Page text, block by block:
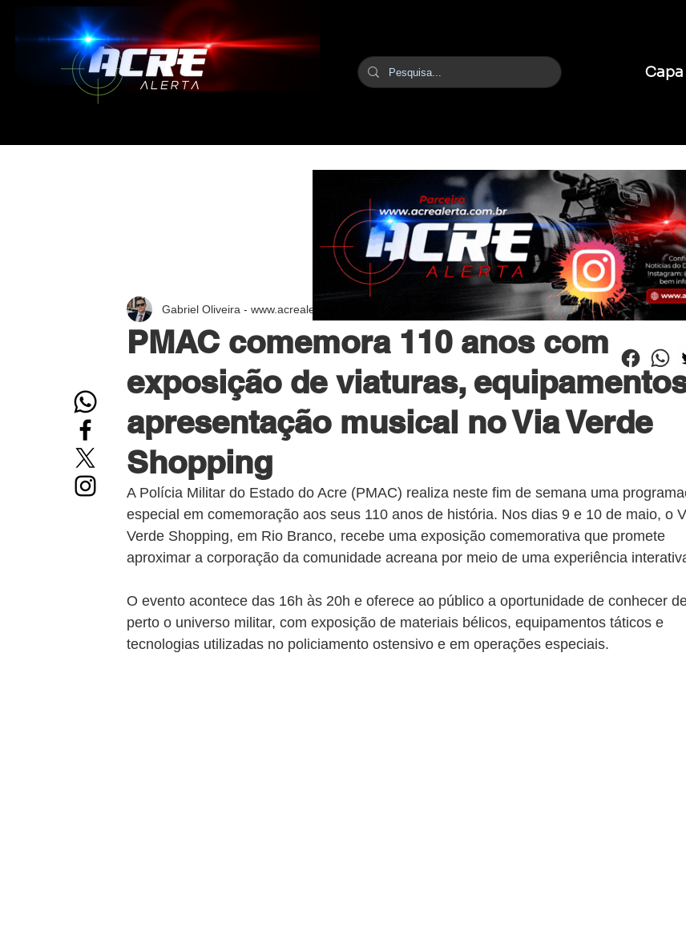
Capa
PMAC comemora 110 anos com
exposição de viaturas,
apresentação musical no Via Verde
Shopping
Gabriel Oliveira - www.acrealerta.com.br 9 de mai. 1 min de leitura
A Polícia Militar do Estado do Acre (PMAC) realiza neste fim de semana uma
especial em comemoração aos seus 110 anos de história. Nos dias 9 e 10 de maio, o
Verde Shopping, em Rio Branco, recebe uma exposição comemorativa que promete
aproximar a corporação da comunidade acreana por meio de uma experiência
O evento acontece das 16h às 20h e oferece ao público a oportunidade de conhecer
perto o universo militar, com exposição de materiais bélicos, equipamentos táticos e
tecnologias utilizadas no policiamento ostensivo e em operações especiais.